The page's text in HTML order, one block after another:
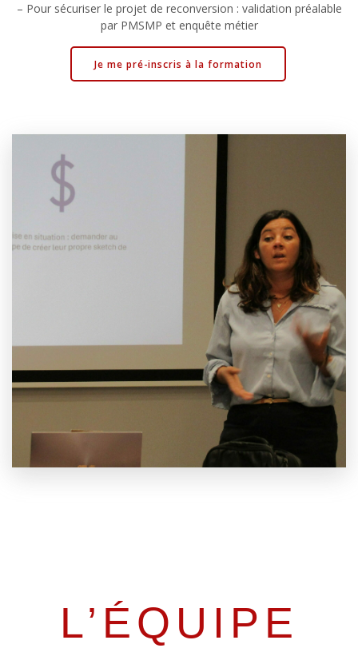
– Pour sécuriser le projet de reconversion : validation préalable
par PMSMP et enquête métier
Je me pré-inscris à la formation
L’ÉQUIPE